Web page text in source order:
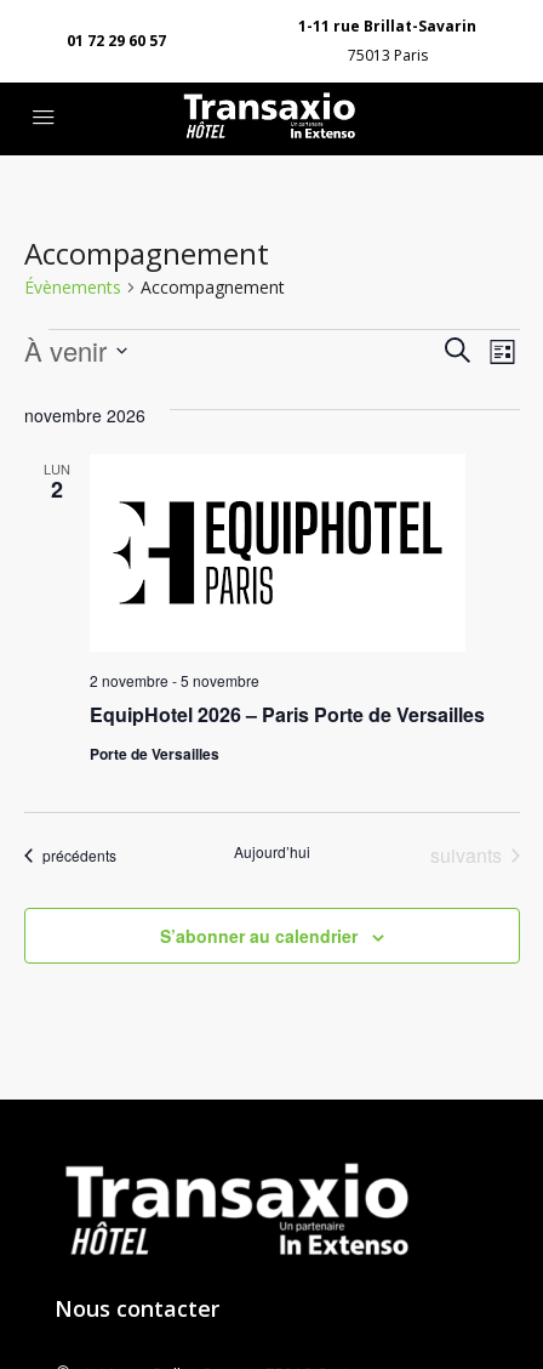
01 72 29 60 57
1-11 rue Brillat-Savarin
75013 Paris
Accompagnement
Évènements Accompagnement
et
vues
Recherche
Liste
À venir
une
novembre 2026
LUN
2
EquipHotel 2026 – Paris Porte de Versailles
2 novembre -5 novembre
Porte de Versailles
Évènements
précédents Aujourd’hui Évènements
suivants
S’abonner au calendrier
Nous contacter